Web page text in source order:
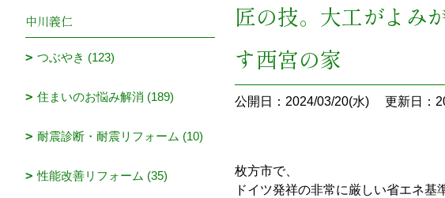
匠の技。大工がよみ
す西宮の家
公開日：2024/03/20(水) 更新日：
枚方市で、
ドイツ発祥の非常に厳しい省エネ基
中川義仁
つぶやき (123)
住まいのお悩み解消 (189)
耐震診断・耐震リフォーム (10)
性能改善リフォーム (35)